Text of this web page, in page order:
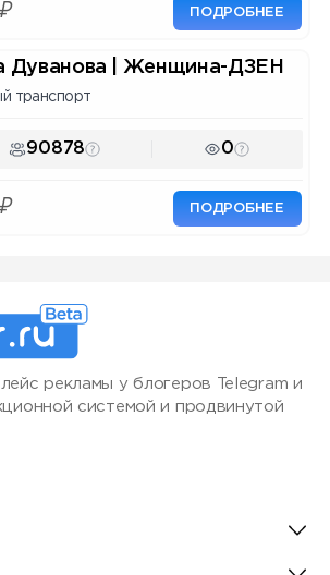
₽ ПОДРОБНЕЕ
Дуванова | Женщина-ДЗЕН
транспорт
90878 0
₽ ПОДРОБНЕЕ
рекламы у блогеров Telegram и
системой и продвинутой